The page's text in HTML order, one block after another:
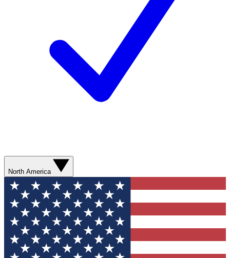
North America